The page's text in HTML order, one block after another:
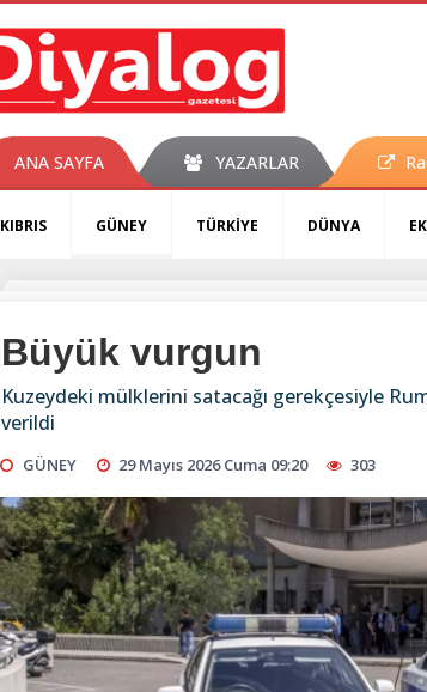
ANA SAYFA YAZARLAR
KIBRIS GÜNEY TÜRKİYE DÜNYA
Büyük vurgun
Kuzeydeki mülklerini satacağı gerekçesiyle
verildi
GÜNEY 29 Mayıs 2026 Cuma 09:20 303